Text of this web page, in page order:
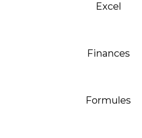
Excel
Finances
Formules